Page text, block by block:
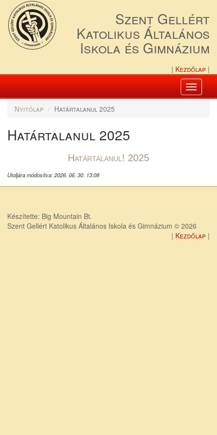
Szent Gellért
Katolikus Általános
Iskola és Gimnázium
Kezdőlap
Toggle
Nyitólap
Határtalanul 2025
Határtalanul 2025
Határtalanul! 2025
Utoljára módosítva: 2026. 06. 30. 13:08
Készítette: Big Mountain Bt.
Szent Gellért Katolikus Általános Iskola és Gimnázium © 2026
Kezdőlap